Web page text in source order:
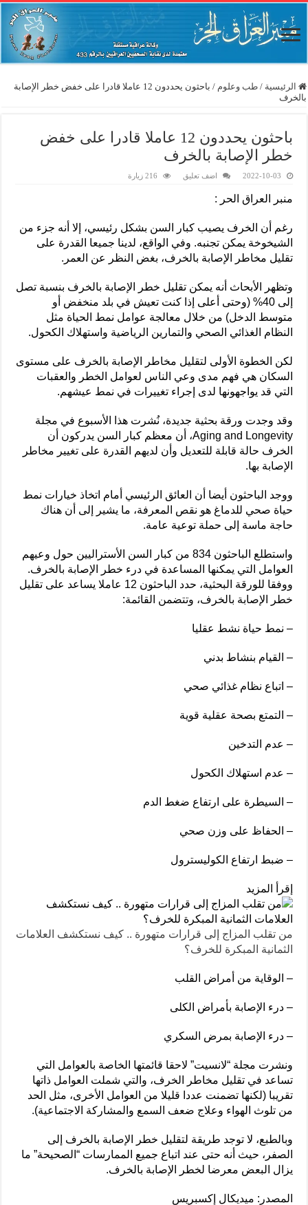
الرئيسية / طب وعلوم /
باحثون يحددون 12 عاملا قادرا على خفض خطر الإصابة
بالخرف
باحثون يحددون 12 عاملا قادرا على خفض
خطر الإصابة بالخرف
2022-10-03 اضف تعليق 216 زيارة
منبر العراق الحر :
رغم أن الخرف يصيب كبار السن بشكل رئيسي، إلا أنه جزء من
الشيخوخة يمكن تجنبه. وفي الواقع، لدينا جميعا القدرة على
تقليل مخاطر الإصابة بالخرف، بغض النظر عن العمر.
وتظهر الأبحاث أنه يمكن تقليل خطر الإصابة بالخرف بنسبة تصل
إلى 40% (وحتى أعلى إذا كنت تعيش في بلد منخفض أو
متوسط ​​الدخل) من خلال معالجة عوامل نمط الحياة مثل
النظام الغذائي الصحي والتمارين الرياضية واستهلاك الكحول.
لكن الخطوة الأولى لتقليل مخاطر الإصابة بالخرف على مستوى
السكان هي فهم مدى وعي الناس لعوامل الخطر والعقبات
التي قد يواجهونها لدى إجراء تغييرات في نمط عيشهم.
وقد وجدت ورقة بحثية جديدة، نُشرت هذا الأسبوع في مجلة
Aging and Longevity، أن معظم كبار السن يدركون أن
الخرف حالة قابلة للتعديل وأن لديهم القدرة على تغيير مخاطر
الإصابة بها.
ووجد الباحثون أيضا أن العائق الرئيسي أمام اتخاذ خيارات نمط
حياة صحي للدماغ هو نقص المعرفة، ما يشير إلى أن هناك
حاجة ماسة إلى حملة توعية عامة.
واستطلع الباحثون 834 من كبار السن الأستراليين حول وعيهم
العوامل التي يمكنها المساعدة في درء خطر الإصابة بالخرف.
ووفقا للورقة البحثية، حدد الباحثون 12 عاملا يساعد على تقليل
خطر الإصابة بالخرف، وتتضمن القائمة:
– نمط حياة نشط عقليا
– القيام بنشاط بدني
– اتباع نظام غذائي صحي
– التمتع بصحة عقلية قوية
– عدم التدخين
– عدم استهلاك الكحول
– السيطرة على ارتفاع ضغط الدم
– الحفاظ على وزن صحي
– ضبط ارتفاع الكوليسترول
إقرأ المزيد
من تقلب المزاج إلى قرارات متهورة .. كيف نستكشف العلامات
الثمانية المبكرة للخرف؟
– الوقاية من أمراض القلب
– درء الإصابة بأمراض الكلى
– درء الإصابة بمرض السكري
ونشرت مجلة “لانسيت” لاحقا قائمتها الخاصة بالعوامل التي
تساعد في تقليل مخاطر الخرف، والتي شملت العوامل ذاتها
تقريبا (لكنها تضمنت عددا قليلا من العوامل الأخرى، مثل الحد
من تلوث الهواء وعلاج ضعف السمع والمشاركة الاجتماعية).
وبالطبع، لا توجد طريقة لتقليل خطر الإصابة بالخرف إلى
الصفر، حيث أنه حتى عند اتباع جميع الممارسات “الصحيحة” ما
يزال البعض معرضا لخطر الإصابة بالخرف.
المصدر: ميديكال إكسبريس